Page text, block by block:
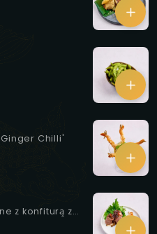
Chilli'
z konfiturą̨ z
grzybkami